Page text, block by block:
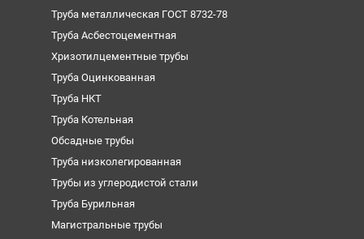
Труба металлическая ГОСТ 8732-78
Труба Асбестоцементная
Хризотилцементные трубы
Труба Оцинкованная
Труба НКТ
Труба Котельная
Обсадные трубы
Труба низколегированная
Трубы из углеродистой стали
Труба Бурильная
Магистральные трубы